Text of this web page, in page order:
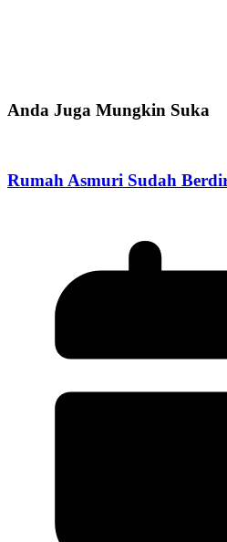
Anda Juga Mungkin Suka
Rumah Asmuri Sudah